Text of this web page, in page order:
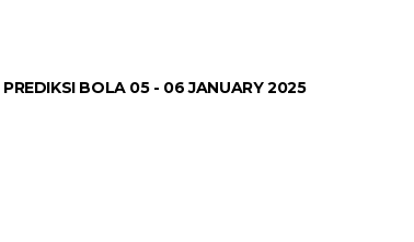
PREDIKSI BOLA 05 - 06 JANUARY 2025